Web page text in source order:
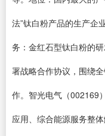
法”钛白粉产品的生产企
务：金红石型钛白粉的
署战略合作协议，围绕
作。智光电气（002169
应用、综合能源服务整